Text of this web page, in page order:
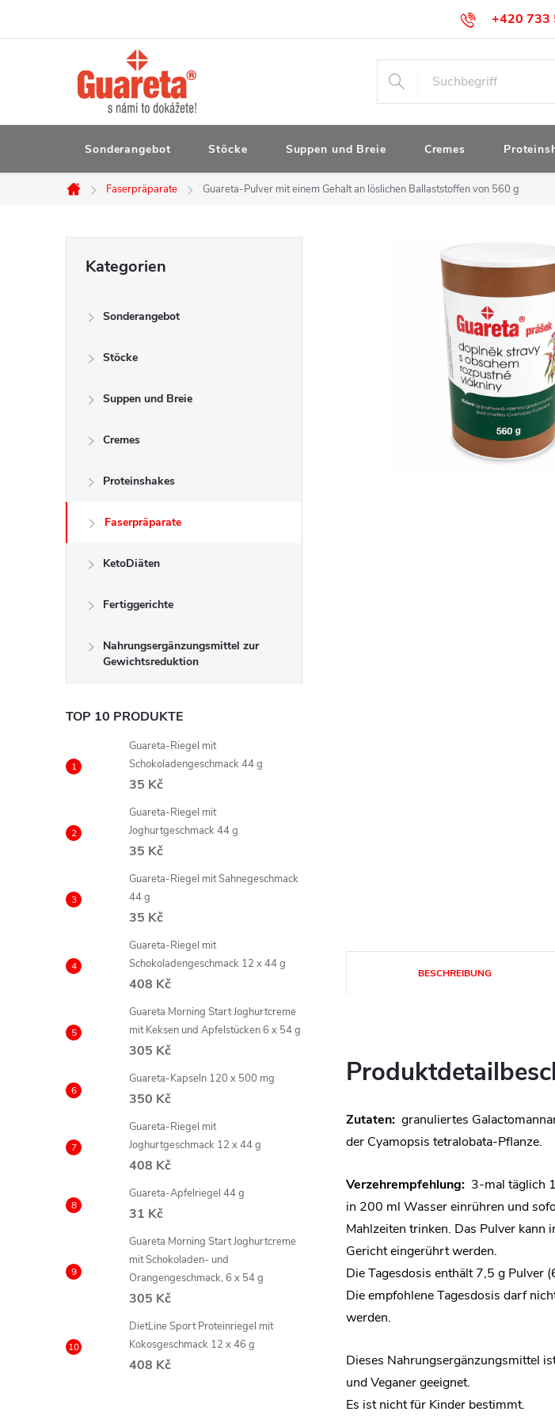
+420 733
Sonderangebot Stöcke Suppen und Breie Cremes
Startseite
Faserpräparate Guareta-Pulver mit einem Gehalt an löslichen Ballaststoffen von 560 g
l
e
e
überspringen
Kategorien
Sonderangebot
Stöcke
Suppen und Breie
Cremes
Proteinshakes
Faserpräparate
KetoDiäten
Fertiggerichte
Nahrungsergänzungsmittel zur
Gewichtsreduktion
TOP 10 PRODUKTE
Guareta-Riegel mit
Schokoladengeschmack 44 g
35 Kč
Guareta-Riegel mit
Joghurtgeschmack 44 g
35 Kč
Guareta-Riegel mit Sahnegeschmack
44 g
35 Kč
Guareta-Riegel mit
Schokoladengeschmack 12 x 44 g
408 Kč
Guareta Morning Start Joghurtcreme
mit Keksen und Apfelstücken 6 x 54 g
305 Kč
Guareta-Kapseln 120 x 500 mg
350 Kč
Guareta-Riegel mit
Joghurtgeschmack 12 x 44 g
408 Kč
Guareta-Apfelriegel 44 g
31 Kč
Guareta Morning Start Joghurtcreme
mit Schokoladen- und
Orangengeschmack, 6 x 54 g
305 Kč
DietLine Sport Proteinriegel mit
Kokosgeschmack 12 x 46 g
408 Kč
BESCHREIBUNG
Zutaten: granuliertes
der Cyamopsis tetralobata-Pflanze.
Verzehrempfehlung: 3-mal täglich
in 200 ml Wasser einrühren und
Mahlzeiten trinken. Das Pulver kann
Gericht eingerührt werden.
Die Tagesdosis enthält 7,5 g Pulver
Die empfohlene Tagesdosis darf
werden.
Dieses Nahrungsergänzungsmittel
und Veganer geeignet.
Es ist nicht für Kinder bestimmt.